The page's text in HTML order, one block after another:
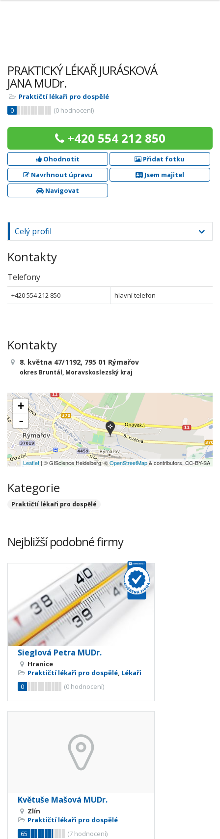
PRAKTICKÝ LÉKAŘ JURÁSKOVÁ
JANA MUDr.
Praktičtí lékaři pro dospělé
0
(0 hodnocení)
+420 554 212 850
Ohodnotit
Přidat fotku
Navrhnout úpravu
Jsem majitel
Navigovat
Celý profil
Kontakty
Telefony
+420 554 212 850 hlavní telefon
Kontakty
8. května 47/1192, 795 01 Rýmařov
okres Bruntál, Moravskoslezský kraj
+
-
Leaflet | © GIScience Heidelberg, ©OpenStreetMap& contributors, CC-BY-SA
Kategorie
Praktičtí lékaři pro dospělé
Nejbližší podobné firmy
Sieglová Petra MUDr.
Hranice
Praktičtí lékaři pro dospělé, Lékaři
0
(0 hodnocení)
Květuše Mašová MUDr.
Zlín
Praktičtí lékaři pro dospělé
65
(7 hodnocení)